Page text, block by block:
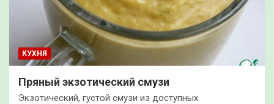
КУХНЯ
Пряный экзотический смузи
Экзотический, густой смузи из доступных